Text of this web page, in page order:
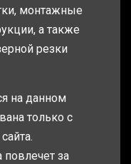
монтажные
а также
резки
на данном
только с
за